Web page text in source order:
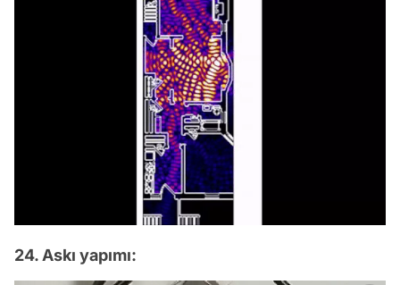
24. Askı yapımı: